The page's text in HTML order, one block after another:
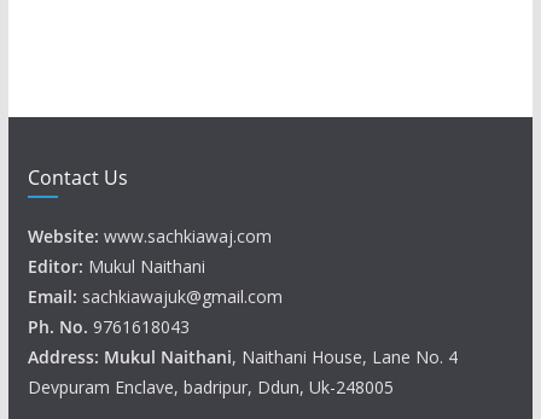
Contact Us
Website: www.sachkiawaj.com
Editor: Mukul Naithani
Email: sachkiawajuk@gmail.com
Ph. No. 9761618043
Address: Mukul Naithani, Naithani House, Lane No. 4
Devpuram Enclave, badripur, Ddun, Uk-248005